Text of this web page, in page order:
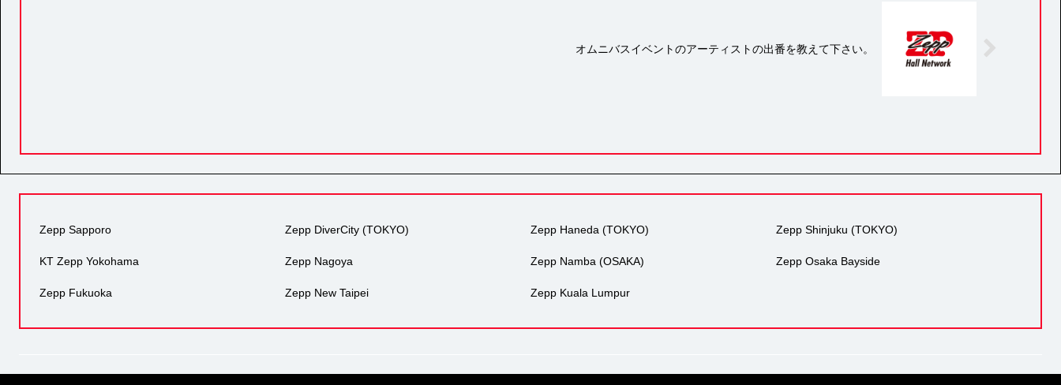
オムニバスイベントのアーティストの出番を教えて下さい。
Zepp Sapporo Zepp DiverCity (TOKYO) Zepp Haneda (TOKYO) Zepp Shinjuku (TOKYO)
KT Zepp Yokohama Zepp Nagoya Zepp Namba (OSAKA) Zepp Osaka Bayside
Zepp Fukuoka Zepp New Taipei Zepp Kuala Lumpur